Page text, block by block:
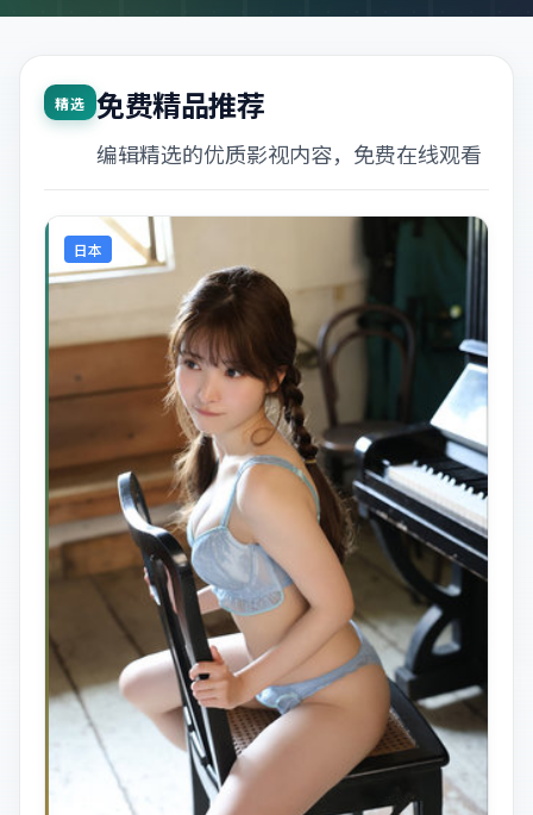
精选 免费精品推荐
编辑精选的优质影视内容，免费在线观看
日本